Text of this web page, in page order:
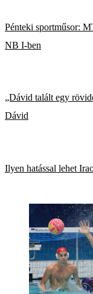
Pénteki sportműsor:
NB I-ben
„Dávid talált egy
Dávid
Ilyen hatással lehet